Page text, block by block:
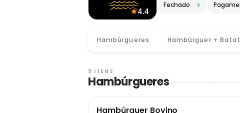
4.4
Fechado
Hambúrgueres Hambúrguer +
9 ITENS
Hambúrgueres
Hambúrguer Bovino